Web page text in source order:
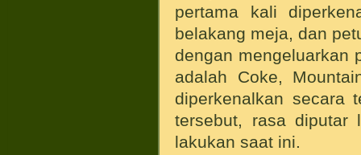
pertama kali
belakang meja, dan
dengan mengeluarkan
adalah Coke,
diperkenalkan secara
tersebut, rasa diputar
lakukan saat ini.